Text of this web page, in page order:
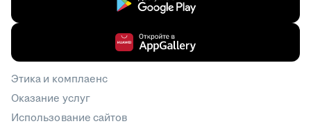
Этика и комплаенс
Оказание услуг
Использование сайтов